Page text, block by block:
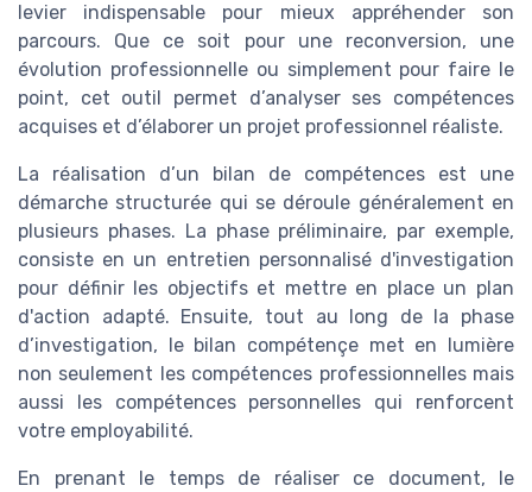
levier indispensable pour mieux appréhender son
parcours. Que ce soit pour une reconversion, une
évolution professionnelle ou simplement pour faire le
point, cet outil permet d’analyser ses compétences
acquises et d’élaborer un projet professionnel réaliste.
La réalisation d’un bilan de compétences est une
démarche structurée qui se déroule généralement en
plusieurs phases. La phase préliminaire, par exemple,
consiste en un entretien personnalisé d'investigation
pour définir les objectifs et mettre en place un plan
d'action adapté. Ensuite, tout au long de la phase
d’investigation, le bilan compétençe met en lumière
non seulement les compétences professionnelles mais
aussi les compétences personnelles qui renforcent
votre employabilité.
En prenant le temps de réaliser ce document, le